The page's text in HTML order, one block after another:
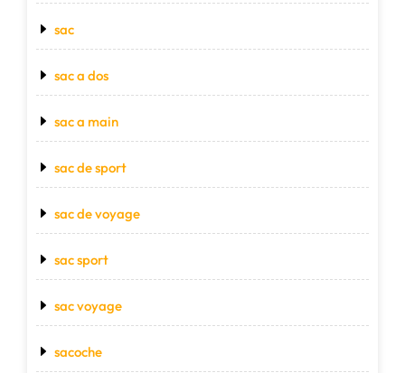
sac
sac a dos
sac a main
sac de sport
sac de voyage
sac sport
sac voyage
sacoche